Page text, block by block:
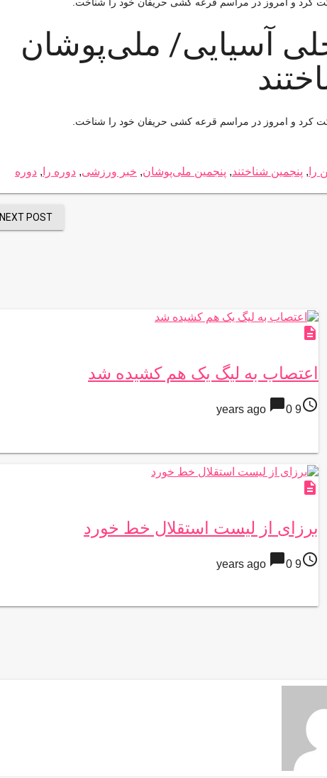
آسیایی/ ملی‌پوشان
کرد و امروز در مراسم قرعه کشی حریفان خود را شناخت.
را , پنجمین شناختند, پنجمین ملی‌پوشان, خبر ورزشی, دوره را , دوره
NEXT POST
description
اعتصاب به لیگ یک هم کشیده شد
access_time
9 years ago
chat_bubble0
description
برزای از لیست استقلال خط خورد
access_time
9 years ago
chat_bubble0